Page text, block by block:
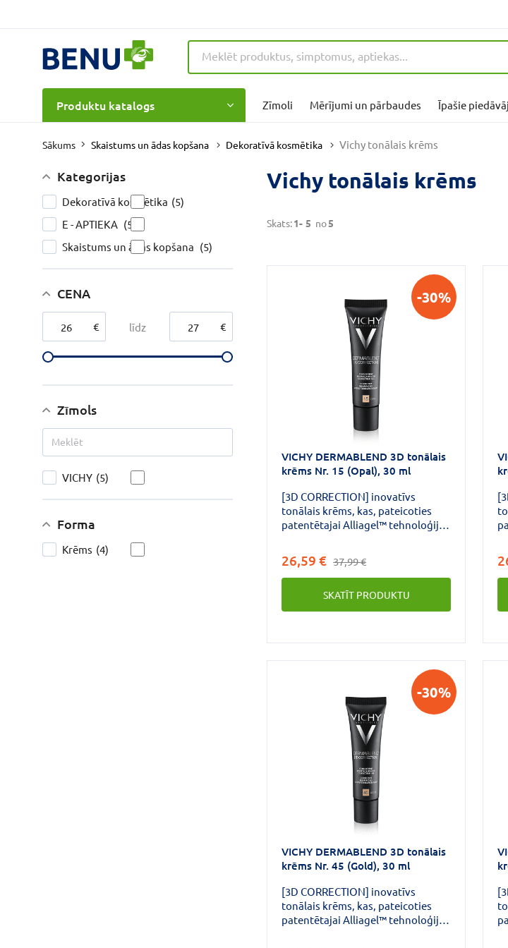
Produktu katalogs Zīmoli Mērījumi un pārbaudes Īpašie
Sākums Skaistums un ādas kopšana Dekoratīvā kosmētika Vichy tonālais krēms
Kategorijas
Dekoratīvā kosmētika (5)
E - APTIEKA (5)
Skaistums un ādas kopšana (5)
CENA
€ līdz €
Zīmols
VICHY (5)
Forma
Krēms (4)
Vichy tonālais krēms
Skats:1- 5 no5
-30%
VICHY DERMABLEND 3D tonālais
krēms Nr. 15 (Opal), 30 ml
[3D CORRECTION] inovatīvs
tonālais krēms, kas, pateicoties
patentētajai Alliagel™ tehnoloģijai,
pārklājuma kārtu: Mīkstā un
elastīgā tekstūra optiski izkliedē
gaismu un nomaskē ādas
nepilnības Virsmu izlīdzinošs
ādas virsmas defektus, tā radot
pigmenti lieliski noklāj krāsas
26,59 € 37,99 €
SKATĪT PRODUKTU
-30%
VICHY DERMABLEND 3D tonālais
krēms Nr. 45 (Gold), 30 ml
[3D CORRECTION] inovatīvs
tonālais krēms, kas, pateicoties
patentētajai Alliagel™ tehnoloģijai,